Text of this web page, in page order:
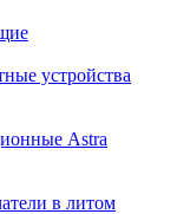
устройства
Astra
в литом